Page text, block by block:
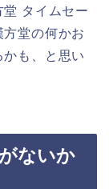
タイムセー
堂の何かお
も、と思い
ないか